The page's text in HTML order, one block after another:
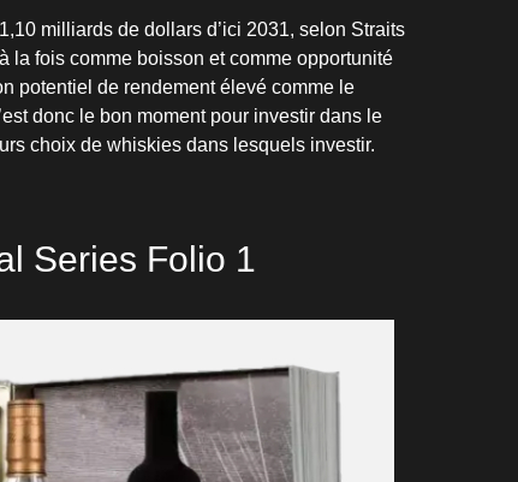
milliards de dollars d’ici 2031, selon Straits
la fois comme boisson et comme opportunité
potentiel de rendement élevé comme le
donc le bon moment pour investir dans le
choix de whiskies dans lesquels investir.
Series Folio 1